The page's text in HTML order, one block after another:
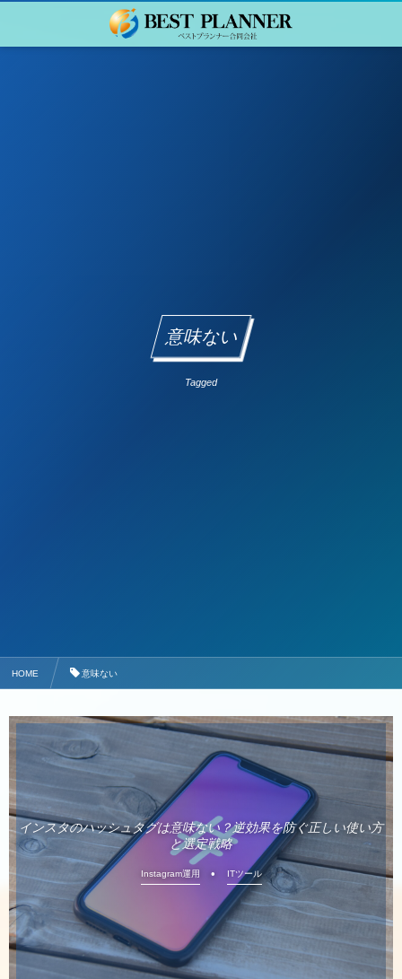
意味ない
Tagged
HOME 意味ない
インスタのハッシュタグは意味ない？逆効果を防ぐ正しい使い方
と選定戦略
Instagram運用 ITツール